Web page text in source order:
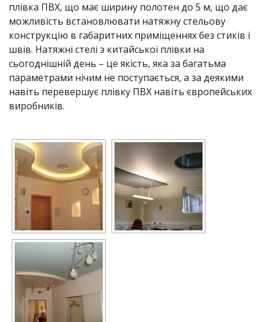
плівка ПВХ, що має ширину полотен до 5 м, що дає
можливість встановлювати натяжну стельову
конструкцію в габаритних приміщеннях без стиків і
швів. Натяжні стелі з китайської плівки на
сьогоднішній день – це якість, яка за багатьма
параметрами нічим не поступається, а за деякими
навіть перевершує плівку ПВХ навіть європейських
виробників.